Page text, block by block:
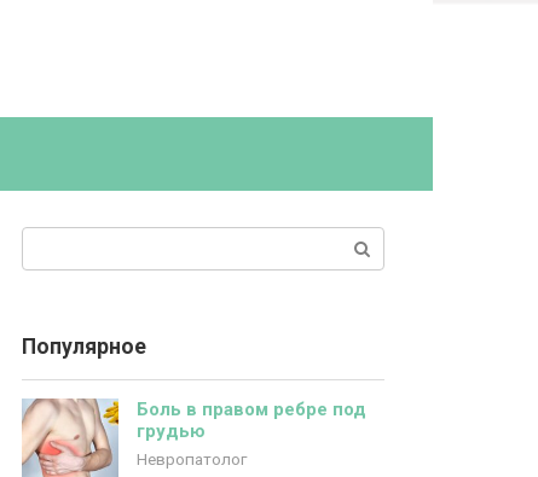
Популярное
Боль в правом ребре под
грудью
Невропатолог